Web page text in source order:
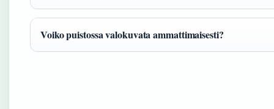
Voiko puistossa valokuvata ammattimaisesti?